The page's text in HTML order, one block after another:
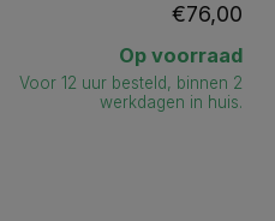
€76,00
Op voorraad
Voor 12 uur besteld, binnen 2
werkdagen in huis.